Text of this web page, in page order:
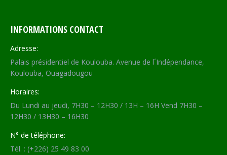
INFORMATIONS CONTACT
Adresse:
Palais présidentiel de Koulouba. Avenue de l´Indépendance,
Koulouba, Ouagadougou
Horaires:
Du Lundi au jeudi, 7H30 – 12H30 / 13H – 16H Vend 7H30 –
12H30 / 13H30 – 16H30
N° de téléphone:
Tél. : (+226) 25 49 83 00